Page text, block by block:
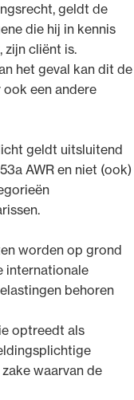
geldt de
die hij in kennis
zijn cliënt is.
het geval kan dit de
een andere
geldt uitsluitend
AWR en niet (ook)
worden op grond
internationale
behoren
optreedt als
waarvan de